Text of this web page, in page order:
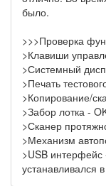
было.
>>>Проверка
>Клавиши
>Системный
>Печать
>Копирование/
>Забор лотка -
>Сканер
>Механизм
>USB
устанавливался